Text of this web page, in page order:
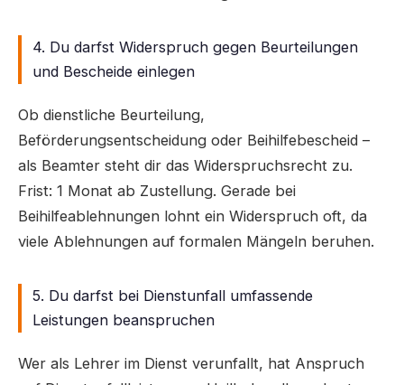
4. Du darfst Widerspruch gegen Beurteilungen
und Bescheide einlegen
Ob dienstliche Beurteilung,
Beförderungsentscheidung oder Beihilfebescheid –
als Beamter steht dir das Widerspruchsrecht zu.
Frist: 1 Monat ab Zustellung. Gerade bei
Beihilfeablehnungen lohnt ein Widerspruch oft, da
viele Ablehnungen auf formalen Mängeln beruhen.
5. Du darfst bei Dienstunfall umfassende
Leistungen beanspruchen
Wer als Lehrer im Dienst verunfallt, hat Anspruch